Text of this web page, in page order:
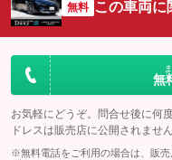
無料 この車両に
無
お気軽にどうぞ。問合せ後に何
ドレスは販売店に公開されません
※無料電話をご利用の場合は、販